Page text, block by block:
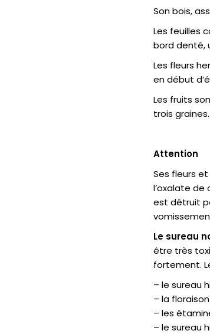
Son bois,
Les feuilles
bord denté,
Les fleurs
en début
Les fruits
trois graines.
Attention
Ses fleurs
l’oxalate
est détruit
Le sureau
être très
fortement.
– le sureau
– la
– les
– le sureau